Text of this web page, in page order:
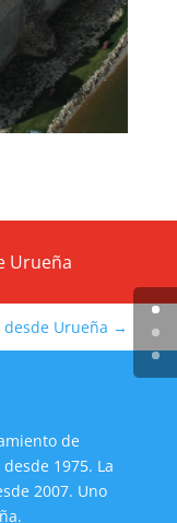
Urueña
desde Urueña →
de
1975. La
2007. Uno